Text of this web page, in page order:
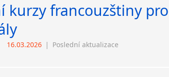
kurzy francouzštiny
16.03.2026 | Poslední aktualizace